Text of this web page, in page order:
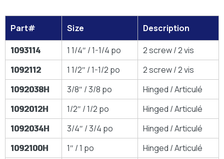
Part# Size
Description
1093114
1 1/4″ / 1-1/4 po
2 screw / 2 vis
1092112
1 1/2″ / 1-1/2 po
2 screw / 2 vis
1092038H
3/8″ / 3/8 po
Hinged / Articulé
1092012H
1/2″ / 1/2 po
Hinged / Articulé
1092034H
3/4″ / 3/4 po
Hinged / Articulé
1092100H
1″ / 1 po
Hinged / Articulé